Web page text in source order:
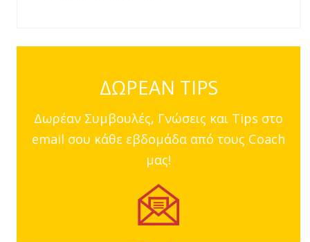
ΔΩΡΕΑΝ TIPS
Δωρέαν Συμβουλές, Γνώσεις και Tips στο
email σου κάθε εβδομάδα από τους Coach
μας!